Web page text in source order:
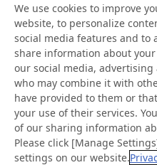
may be different from the
Please be forewarned.
Noticias
Preguntas frecuentes
We use cookies to improve
website, to personalize
social media features and to
share information about
our social media,
who may combine it with
have provided to them or
your use of their services.
of our sharing information
Please click [Manage
settings on our website.